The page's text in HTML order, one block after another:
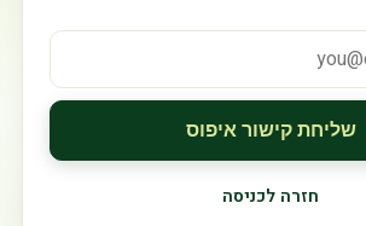
שליחת קישור איפוס
חזרה לכניסה